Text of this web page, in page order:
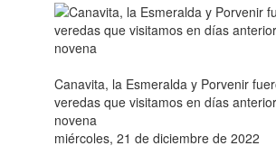
Canavita, la Esmeralda y Porvenir
veredas que visitamos en días
novena
miércoles, 21 de diciembre de 2022